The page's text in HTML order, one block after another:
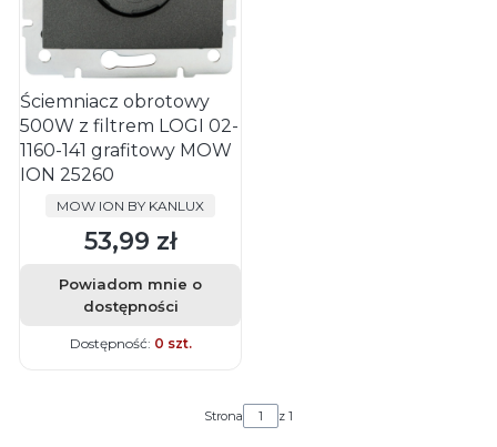
Ściemniacz obrotowy
500W z filtrem LOGI 02-
1160-141 grafitowy MOW
ION 25260
PRODUCENT
MOW ION BY KANLUX
Cena
53,99 zł
Powiadom mnie o
dostępności
Dostępność: 0 szt.
Strona z 1